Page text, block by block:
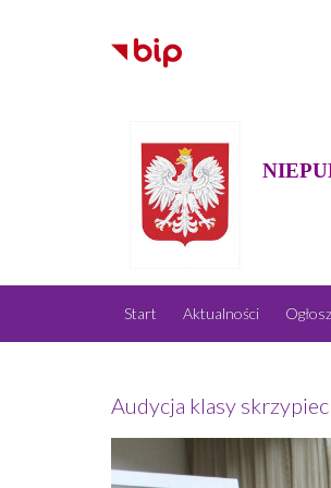
Start Aktualności
Audycja klasy